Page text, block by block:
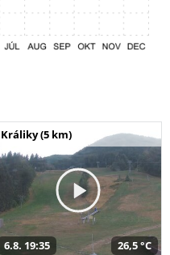
Králiky (5 km)
6.8. 19:35 26,5 °C